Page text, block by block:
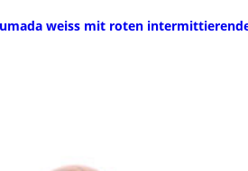
weiss mit roten